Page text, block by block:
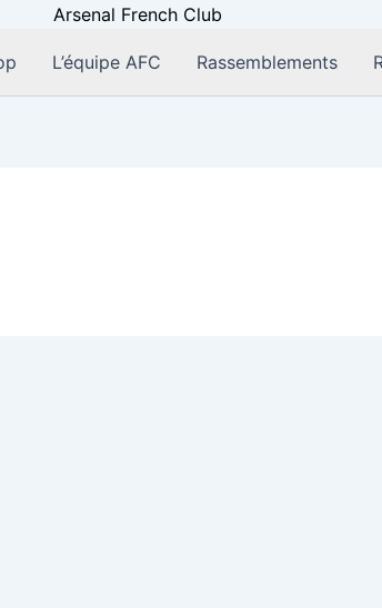
L’équipe AFC Rassemblements